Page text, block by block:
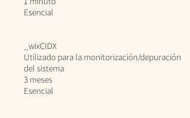
Esencial
_wixCIDX
Utilizado para la monitorización/depuración
del sistema
3 meses
Esencial